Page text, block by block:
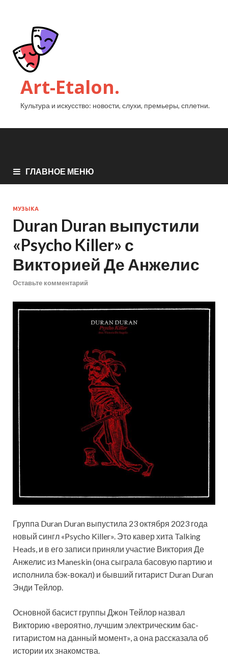
Art-Etalon.
Культура и искусство: новости, слухи, премьеры, сплетни.
ГЛАВНОЕ МЕНЮ
МУЗЫКА
Duran Duran выпустили
«Psycho Killer» с
Викторией Де Анжелис
Оставьте комментарий
Группа Duran Duran выпустила 23 октября 2023 года
новый сингл «Psycho Killer». Это кавер хита Talking
Heads, и в его записи приняли участие Виктория Де
Анжелис из Maneskin (она сыграла басовую партию и
исполнила бэк-вокал) и бывший гитарист Duran Duran
Энди Тейлор.
Основной басист группы Джон Тейлор назвал
Викторию «вероятно, лучшим электрическим бас-
гитаристом на данный момент», а она рассказала об
истории их знакомства.